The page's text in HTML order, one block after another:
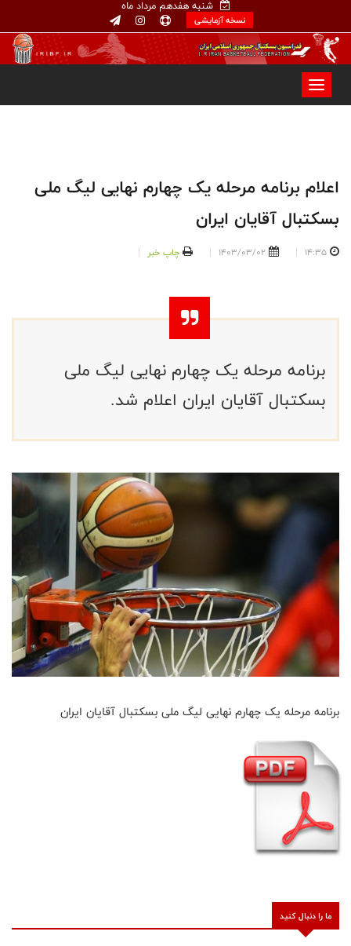
شنبه هفدهم مرداد ماه
نسخه آزمایشی
اعلام برنامه مرحله یک چهارم نهایی لیگ ملی
بسکتبال آقایان ایران
14:35
1403/03/02 چاپ خبر
برنامه مرحله یک چهارم نهایی لیگ ملی
بسکتبال آقایان ایران اعلام شد.
برنامه مرحله یک چهارم نهایی لیگ ملی بسکتبال آقایان ایران
ما را دنبال کنید